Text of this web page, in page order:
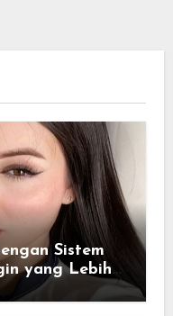
Sistem
yang Lebih